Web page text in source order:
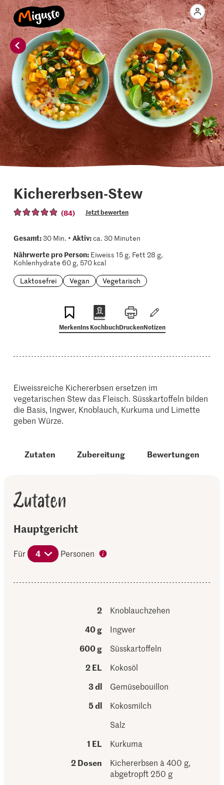
Kichererbsen-Stew
(84) Jetzt bewerten
Gesamt:30 Min. • Aktiv:ca. 30 Minuten
Nährwerte pro Person:Eiweiss 15 g, Fett 28 g,
Kohlenhydrate 60 g, 570 kcal
Laktosefrei
Vegan Vegetarisch
MerkenIns KochbuchDruckenNotizen
Eiweissreiche Kichererbsen ersetzen im
vegetarischen Stew das Fleisch. Süsskartoffeln bilden
die Basis, Ingwer, Knoblauch, Kurkuma und Limette
geben Würze.
Zutaten Zubereitung Bewertungen
Zutaten
Hauptgericht
Für 4 Personen
2
Knoblauchzehen
40 g
Ingwer
600 g
Süsskartoffeln
2 EL
Kokosöl
3 dl
Gemüsebouillon
5 dl
Kokosmilch
Salz
1 EL
Kurkuma
2 Dosen
Kichererbsen à 400 g,
abgetropft 250 g